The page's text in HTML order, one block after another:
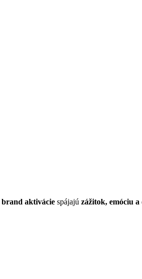
brand aktivácie spájajú zážitok, emóciu